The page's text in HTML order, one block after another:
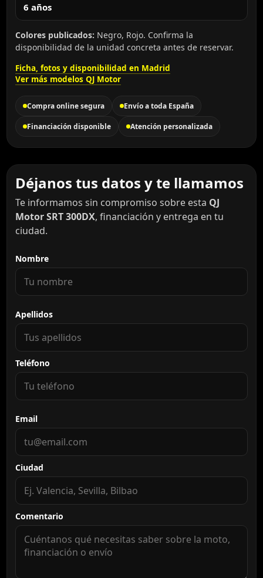
6 años
Colores publicados: Negro, Rojo. Confirma la
disponibilidad de la unidad concreta antes de reservar.
Ficha, fotos y disponibilidad en Madrid
Ver más modelos QJ Motor
Compra online segura Envío a toda España
Financiación disponible Atención personalizada
Déjanos tus datos y te llamamos
Te informamos sin compromiso sobre esta QJ
Motor SRT 300DX, financiación y entrega en tu
ciudad.
Nombre
Apellidos
Teléfono
Email
Ciudad
Comentario